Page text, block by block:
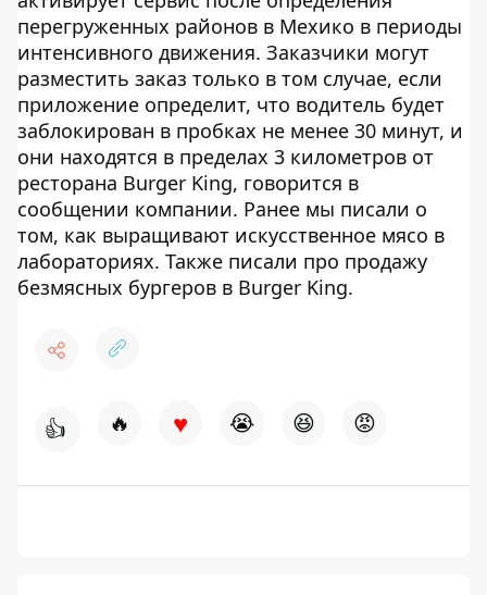
перегруженных районов в Мехико в периоды
интенсивного движения. Заказчики могут
разместить заказ только в том случае, если
приложение определит, что водитель будет
заблокирован в пробках не менее 30 минут, и
они находятся в пределах 3 километров от
ресторана Burger King, говорится в
сообщении компании. Ранее мы писали о
том, как выращивают искусственное мясо в
лабораториях. Также писали про продажу
безмясных бургеров в Burger King.
👍 🔥 ♥ 😭 😆 😡